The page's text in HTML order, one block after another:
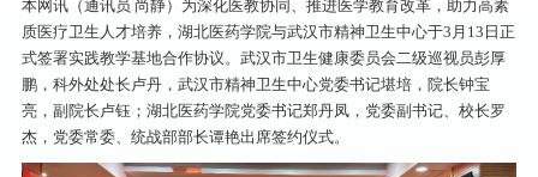
本网讯（通讯员 尚静）为深化医教协同、推进医学教育改革，助力高素
质医疗卫生人才培养，湖北医药学院与武汉市精神卫生中心于3月13日正
式签署实践教学基地合作协议。武汉市卫生健康委员会二级巡视员彭厚
鹏，科外处处长卢丹，武汉市精神卫生中心党委书记堪培，院长钟宝
亮，副院长卢钰；湖北医药学院党委书记郑丹凤，党委副书记、校长罗
杰，党委常委、统战部部长谭艳出席签约仪式。